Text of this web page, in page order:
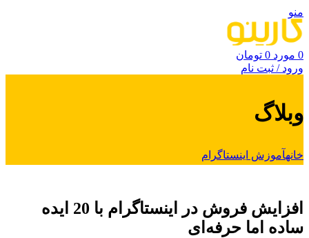
منو
0 مورد 0 تومان
ورود / ثبت نام
وبلاگ
خانهآموزش اینستاگرام
افزایش فروش در اینستاگرام با 20 ایده
ساده اما حرفه‌‌ای